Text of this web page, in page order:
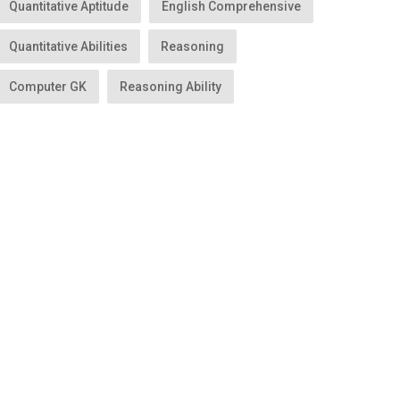
Quantitative Aptitude English Comprehensive
Quantitative Abilities Reasoning
Computer GK Reasoning Ability